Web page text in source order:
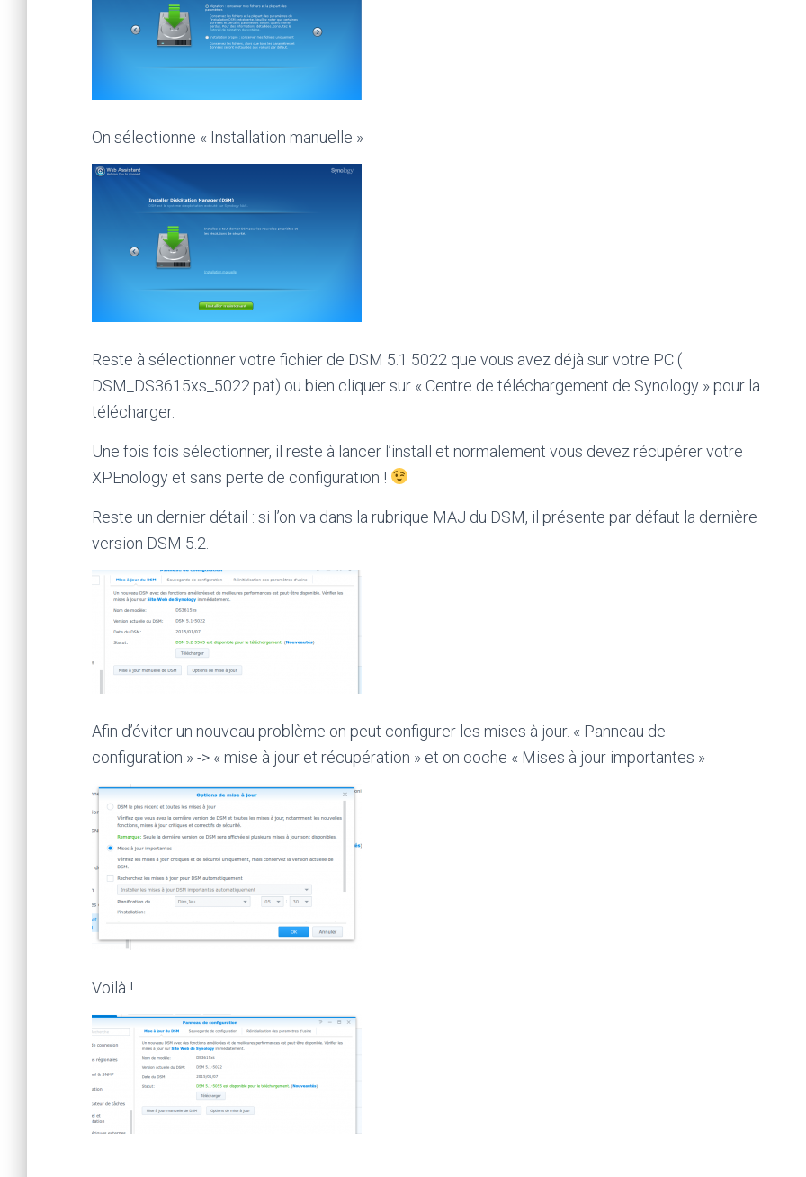
On sélectionne « Installation manuelle »
Reste à sélectionner votre fichier de DSM 5.1 5022 que vous avez déjà sur votre PC (
DSM_DS3615xs_5022.pat) ou bien cliquer sur « Centre de téléchargement de Synology » pour la
télécharger.
Une fois fois sélectionner, il reste à lancer l’install et normalement vous devez récupérer votre
XPEnology et sans perte de configuration !
Reste un dernier détail : si l’on va dans la rubrique MAJ du DSM, il présente par défaut la dernière
version DSM 5.2.
Afin d’éviter un nouveau problème on peut configurer les mises à jour. « Panneau de
configuration » -> « mise à jour et récupération » et on coche « Mises à jour importantes »
Voilà !